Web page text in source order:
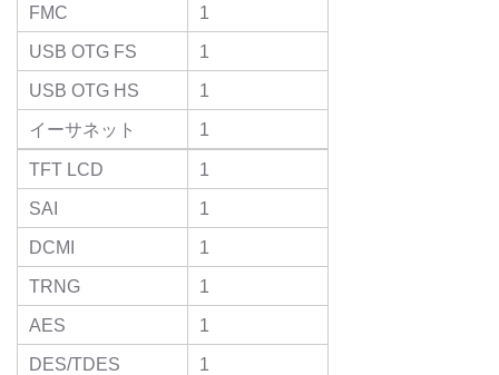
FMC
1
USB OTG FS
1
USB OTG HS
1
イーサネット
1
TFT LCD
1
SAI
1
DCMI
1
TRNG
1
AES
1
DES/TDES
1